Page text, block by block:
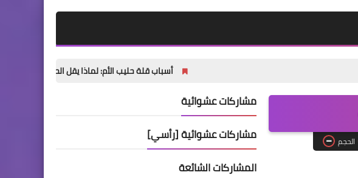
أسباب قلة حليب الأم: لماذا يقل الحليب وكيف أزيد إدراره؟
الحجم
مشاركات عشوائية
مشاركات عشوائية [رأسي]
المشاركات الشائعة